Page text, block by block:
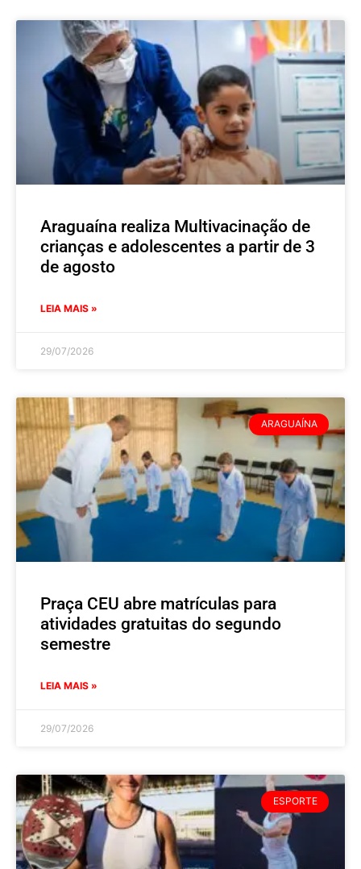
Araguaína realiza Multivacinação de
crianças e adolescentes a partir de 3
de agosto
LEIA MAIS »
29/07/2026
ARAGUAÍNA
Praça CEU abre matrículas para
atividades gratuitas do segundo
semestre
LEIA MAIS »
29/07/2026
ESPORTE